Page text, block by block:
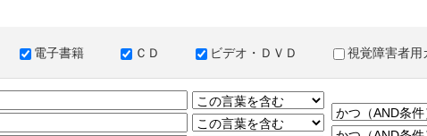
電子書籍 ＣＤ ビデオ・ＤＶＤ 視覚障害者